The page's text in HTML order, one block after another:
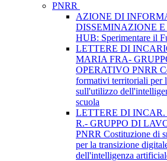
PNRR
AZIONE DI
DISSEMINAZIONE
HUB: Sperimentare il
LETTERE DI
MARIA FRA-
OPERATIVO PNRR
formativi territoriali per
sull'utilizzo
scuola
LETTERE DI INCAR.
R.- GRUPPO DI
PNRR Costituzione di
per la transizione
dell'intelligenza